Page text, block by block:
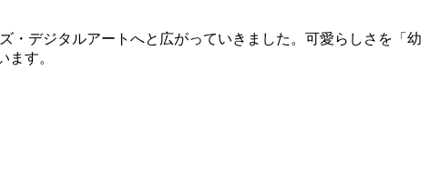
・デジタルアートへと広がっていきました。可愛らしさを「幼
す。